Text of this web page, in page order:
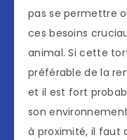
pas se permettre
ces besoins
animal. Si cette
préférable de la
et il est fort
son
à proximité, il faut